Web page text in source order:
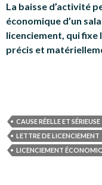
La baisse d’activité
économique d’un
licenciement, qui fixe
précis et
CAUSE RÉELLE ET SÉRIEUSE
LETTRE DE LICENCIEMENT
LICENCIEMENT